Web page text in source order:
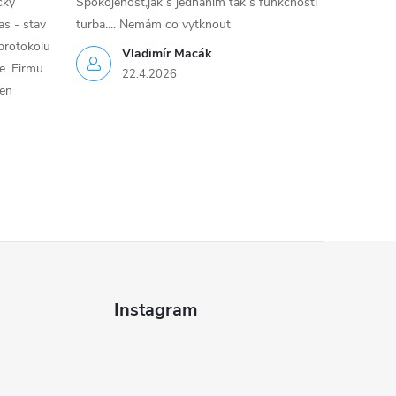
- stav
Firmu
Vladimír Macák
22.4.2026
turba.... Nemám co vytknout
Instagram